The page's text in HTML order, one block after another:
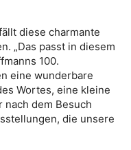
diese charmante
„Das passt in diesem
100.
eine wunderbare
Wortes, eine kleine
nach dem Besuch
die unsere